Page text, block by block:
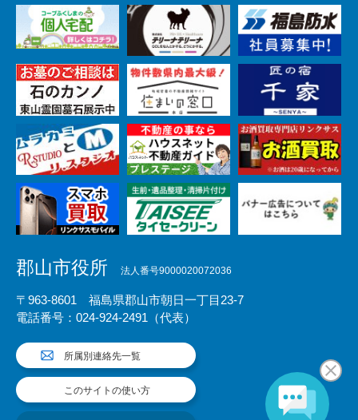
郡山市役所 法人番号9000020072036
〒963-8601 福島県郡山市朝日一丁目23-7
電話番号：024-924-2491（代表）
所属別連絡先一覧
このサイトの使い方